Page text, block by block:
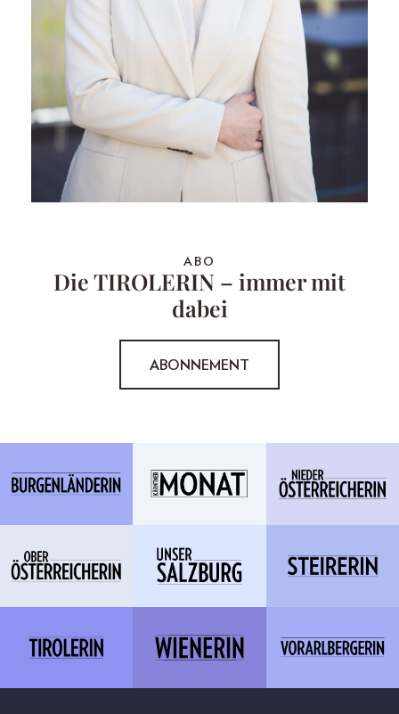
ABO
Die TIROLERIN – immer mit
dabei
ABONNEMENT